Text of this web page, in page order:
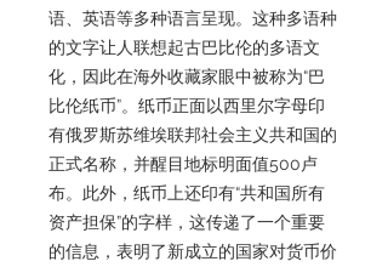
语、英语等多种语言呈现。这种多语种
的文字让人联想起古巴比伦的多语文
化，因此在海外收藏家眼中被称为“巴
比伦纸币”。纸币正面以西里尔字母印
有俄罗斯苏维埃联邦社会主义共和国的
正式名称，并醒目地标明面值500卢
布。此外，纸币上还印有“共和国所有
资产担保”的字样，这传递了一个重要
的信息，表明了新成立的国家对货币价